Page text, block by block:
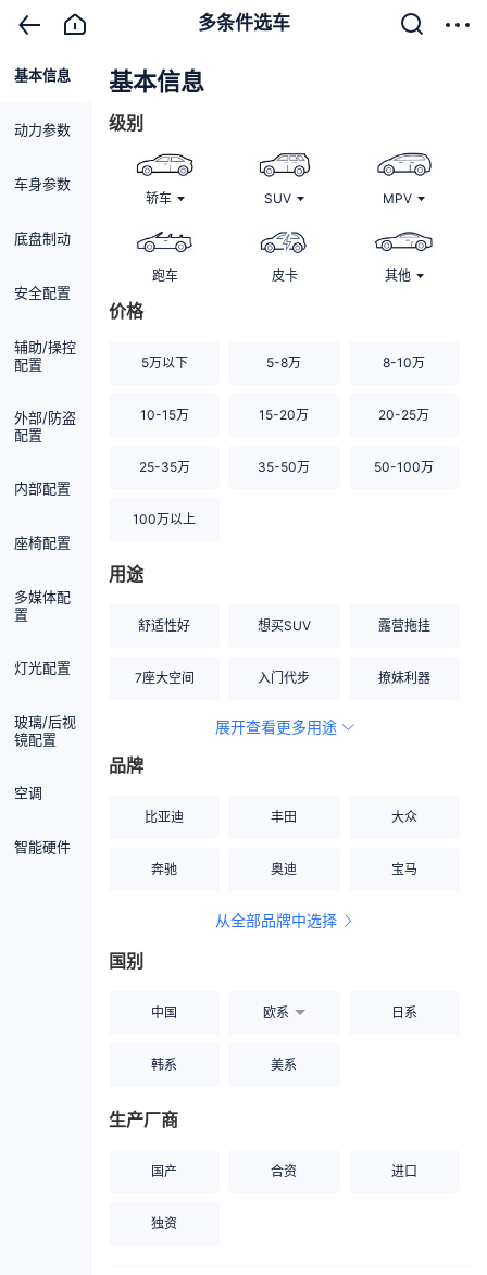
多条件选车
基本信息
动力参数
车身参数
底盘制动
安全配置
辅助/操控
配置
外部/防盗
配置
内部配置
座椅配置
多媒体配
置
灯光配置
玻璃/后视
镜配置
空调
智能硬件
基本信息
级别
轿车 SUV MPV
跑车 皮卡 其他
价格
5万以下 5-8万 8-10万
10-15万 15-20万 20-25万
25-35万 35-50万 50-100万
100万以上
用途
舒适性好 想买SUV 露营拖挂
7座大空间 入门代步 撩妹利器
空间宽敞
展开查看更多用途
品牌
比亚迪 丰田 大众
奔驰 奥迪 宝马
从全部品牌中选择
国别
中国 欧系 日系
韩系 美系
生产厂商
国产 合资 进口
独资